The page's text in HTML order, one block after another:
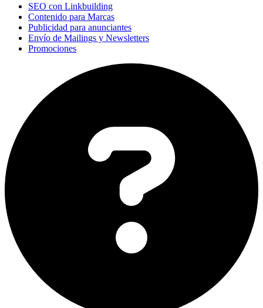
SEO con Linkbuilding
Contenido para Marcas
Publicidad para anunciantes
Envío de Mailings y Newsletters
Promociones